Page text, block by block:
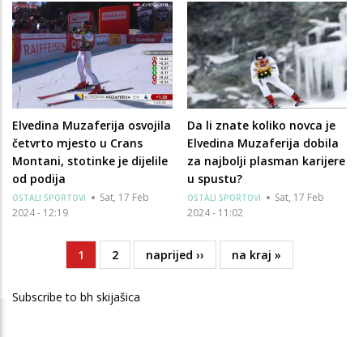
Elvedina Muzaferija osvojila
četvrto mjesto u Crans
Montani, stotinke je dijelile
od podija
OSTALI SPORTOVI
Sat, 17 Feb
2024 - 12:19
Da li znate koliko novca je
Elvedina Muzaferija dobila
za najbolji plasman karijere
u spustu?
OSTALI SPORTOVI
Sat, 17 Feb
2024 - 11:02
PaginationCurrent
page
1 Page
2
Next
page
naprijed ››
Last
page
na kraj »
Subscribe to bh skijašica